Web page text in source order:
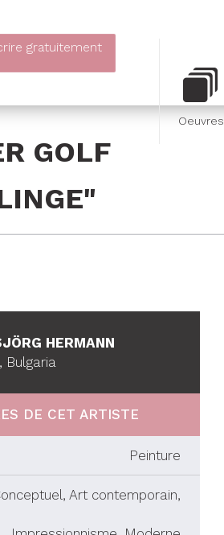
gratuitement
Oeuvres
GOLF
HERMANN
Bulgaria
DE CET ARTISTE
Peinture
Art contemporain,